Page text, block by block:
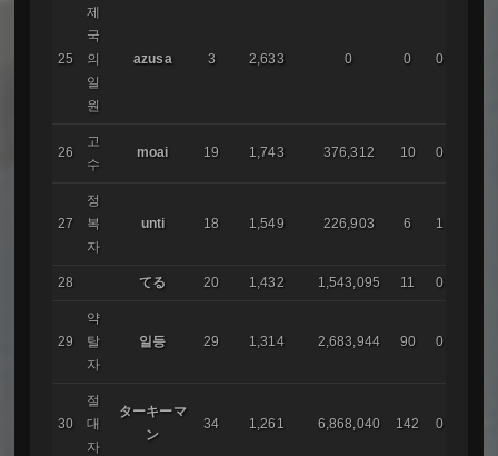
25
제
국
의
일
원
azusa 3 2,633 0 0 0
26
고
수
moai 19 1,743 376,312 10 0
27
정
복
자
unti 18 1,549 226,903 6 1
28 てる 20 1,432 1,543,095 11 0
29
약
탈
자
일등 29 1,314 2,683,944 90 0
30
절
대
자
ターキーマ
ン
34 1,261 6,868,040 142 0